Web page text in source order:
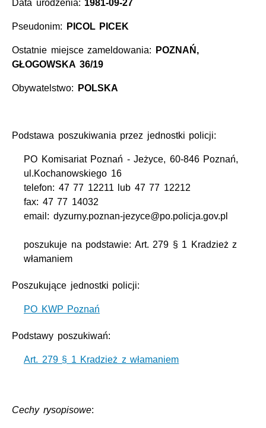
Data urodzenia: 1981-09-27
Pseudonim: PICOL PICEK
Ostatnie miejsce zameldowania:
POZNAŃ,
GŁOGOWSKA 36/19
Obywatelstwo: POLSKA
Podstawa poszukiwania przez jednostki policji:
PO Komisariat Poznań - Jeżyce, 60-846 Poznań,
ul.Kochanowskiego 16
telefon: 47 77 12211 lub 47 77 12212
fax: 47 77 14032
email: dyzurny.poznan-jezyce@po.policja.gov.pl
poszukuje na podstawie: Art. 279 § 1 Kradzież z
włamaniem
Poszukujące jednostki policji:
PO KWP Poznań
Podstawy poszukiwań:
Art. 279 § 1 Kradzież z włamaniem
Cechy rysopisowe: